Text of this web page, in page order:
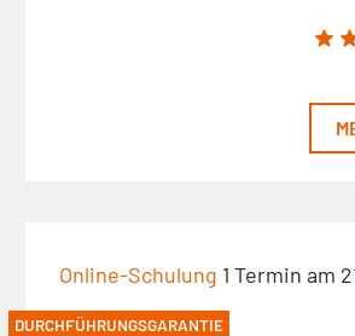
Online-Schulung 1 Termin am
DURCHFÜHRUNGSGARANTIE